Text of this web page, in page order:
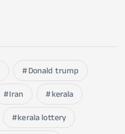
Donald trump
Iran
kerala
kerala lottery